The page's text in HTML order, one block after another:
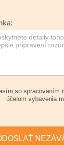
so spracovaním
účelom vybavenia